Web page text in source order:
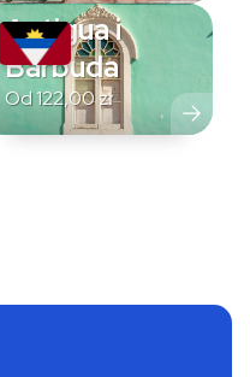
Antigua i
Barbuda
Od122,00zł